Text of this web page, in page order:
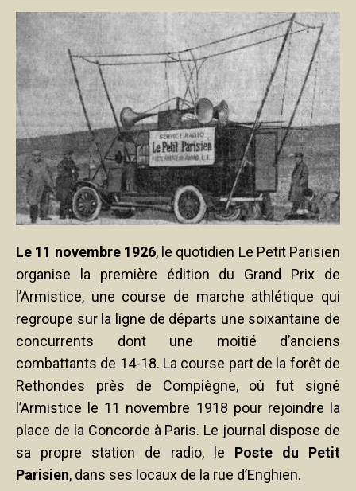
Le 11 novembre 1926, le quotidien Le Petit Parisien
organise la première édition du Grand Prix de
l’Armistice, une course de marche athlétique qui
regroupe sur la ligne de départs une soixantaine de
concurrents dont une moitié d’anciens
combattants de 14-18. La course part de la forêt de
Rethondes près de Compiègne, où fut signé
l’Armistice le 11 novembre 1918 pour rejoindre la
place de la Concorde à Paris. Le journal dispose de
sa propre station de radio, le Poste du Petit
Parisien, dans ses locaux de la rue d’Enghien.